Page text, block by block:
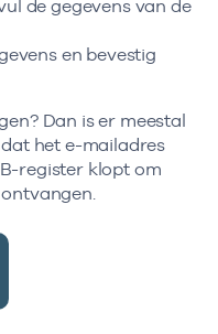
de gegevens van de
en bevestig
Dan is er meestal
het e-mailadres
register klopt om